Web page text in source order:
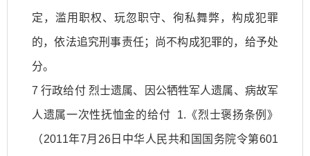
定，滥用职权、玩忽职守、徇私舞弊，构成犯罪
的，依法追究刑事责任；尚不构成犯罪的，给予处
分。
7 行政给付 烈士遗属、因公牺牲军人遗属、病故军
人遗属一次性抚恤金的给付 1.《烈士褒扬条例》
（2011年7月26日中华人民共和国国务院令第601